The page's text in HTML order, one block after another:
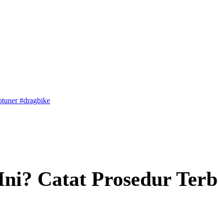
#dragbike
Catat Prosedur